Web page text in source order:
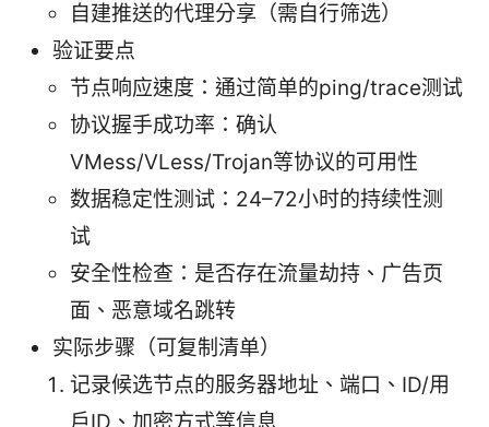
自建推送的代理分享（需自行筛选）
验证要点
节点响应速度：通过简单的ping/trace测试
协议握手成功率：确认
VMess/VLess/Trojan等协议的可用性
数据稳定性测试：24–72小时的持续性测
试
安全性检查：是否存在流量劫持、广告页
面、恶意域名跳转
实际步骤（可复制清单）
记录候选节点的服务器地址、端口、ID/用